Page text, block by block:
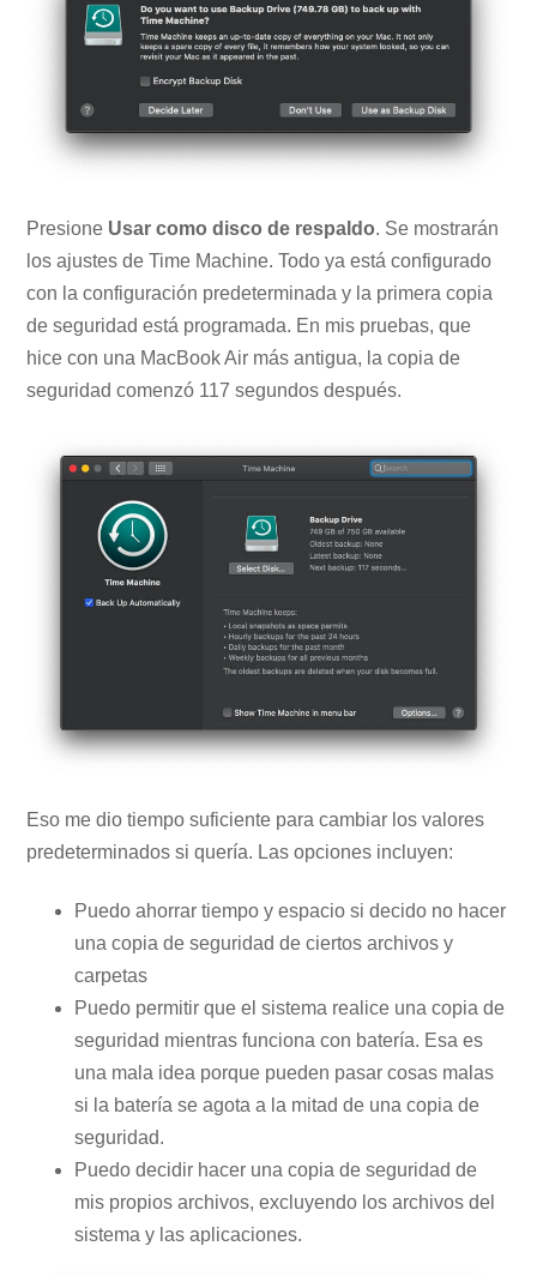
Presione Usar como disco de respaldo. Se mostrarán
los ajustes de Time Machine. Todo ya está configurado
con la configuración predeterminada y la primera copia
de seguridad está programada. En mis pruebas, que
hice con una MacBook Air más antigua, la copia de
seguridad comenzó 117 segundos después.
Eso me dio tiempo suficiente para cambiar los valores
predeterminados si quería. Las opciones incluyen:
Puedo ahorrar tiempo y espacio si decido no hacer
una copia de seguridad de ciertos archivos y
carpetas
Puedo permitir que el sistema realice una copia de
seguridad mientras funciona con batería. Esa es
una mala idea porque pueden pasar cosas malas
si la batería se agota a la mitad de una copia de
seguridad.
Puedo decidir hacer una copia de seguridad de
mis propios archivos, excluyendo los archivos del
sistema y las aplicaciones.